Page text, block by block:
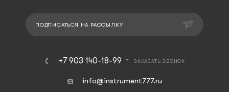
ПОДПИСАТЬСЯ НА РАССЫЛКУ
+7 903 140-18-99 ЗАКАЗАТЬ ЗВОНОК
info@instrument777.ru